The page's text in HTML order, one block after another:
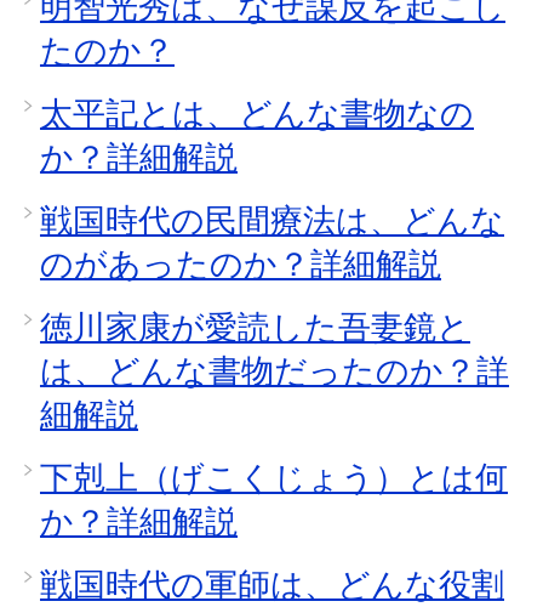
たのか？
太平記とは、どんな書物なの
か？詳細解説
戦国時代の民間療法は、どんな
のがあったのか？詳細解説
徳川家康が愛読した吾妻鏡と
は、どんな書物だったのか？詳
細解説
下剋上（げこくじょう）とは何
か？詳細解説
戦国時代の軍師は、どんな役割